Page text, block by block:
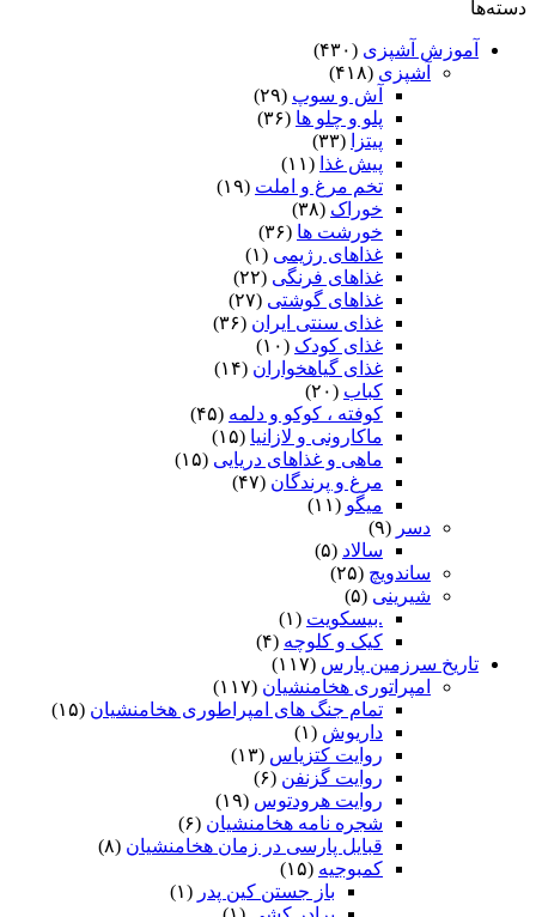
دسته‌ها
آموزش آشپزی (۴۳۰)
آشپزی (۴۱۸)
آش و سوپ (۲۹)
پلو و چلو ها (۳۶)
پیتزا
(۳۳)
پیش غذا (۱۱)
تخم مرغ و املت (۱۹)
خوراک (۳۸)
خورشت ها (۳۶)
غذاهای رژیمی (۱)
غذاهای فرنگی (۲۲)
غذاهای گوشتی (۲۷)
غذای سنتی ایران (۳۶)
غذای کودک (۱۰)
غذای گیاهخواران (۱۴)
کباب (۲۰)
کوفته ، کوکو و دلمه (۴۵)
ماکارونی و لازانیا (۱۵)
ماهی و غذاهای دریایی (۱۵)
مرغ و پرندگان (۴۷)
میگو (۱۱)
دسر (۹)
سالاد (۵)
ساندویچ (۲۵)
شیرینی (۵)
.بیسکویت (۱)
کیک و کلوچه (۴)
تاریخ سرزمین پارس (۱۱۷)
امپراتوری هخامنشیان (۱۱۷)
تمام جنگ های امپراطوری هخامنشیان (۱۵)
داریوش (۱)
روایت کتزیاس (۱۳)
روایت گزنفن (۶)
روایت هرودتوس (۱۹)
شجره نامه هخامنشیان (۶)
قبایل پارسی در زمان هخامنشیان (۸)
کمبوجیه (۱۵)
باز جستن کین پدر (۱)